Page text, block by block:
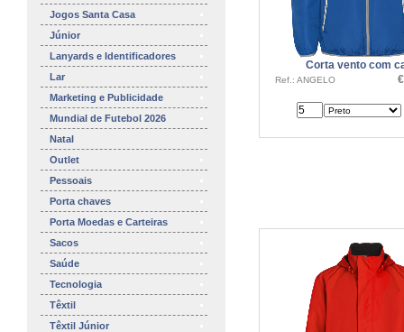
Jogos Santa Casa
Júnior
Lanyards e Identificadores
Lar
Marketing e Publicidade
Mundial de Futebol 2026
Natal
Outlet
Pessoais
Porta chaves
Porta Moedas e Carteiras
Sacos
Saúde
Tecnologia
Têxtil
Têxtil Júnior
Corta vento com
Ref.: ANGELO